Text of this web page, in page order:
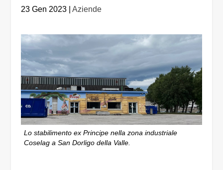
23 Gen 2023 |Aziende
Lo stabilimento ex Principe nella zona industriale
Coselag a San Dorligo della Valle.